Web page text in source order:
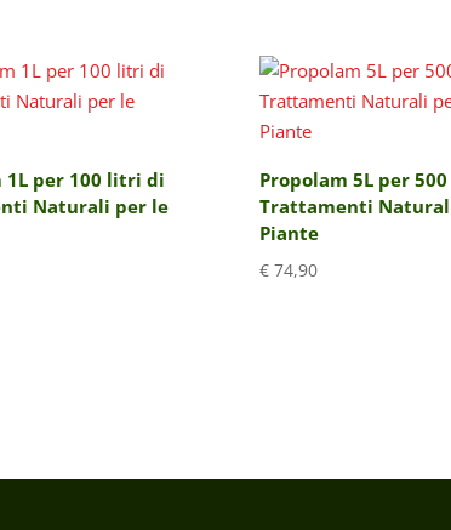
1L per 100 litri di
Naturali per le
Propolam 5L per
Trattamenti
Piante
€74,90